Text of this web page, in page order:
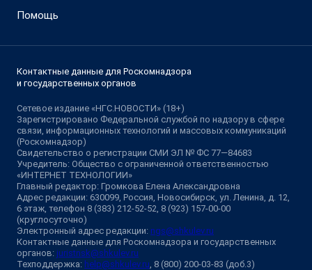
Помощь
Контактные данные для Роскомнадзора
и государственных органов
Сетевое издание «НГС.НОВОСТИ» (18+)
Зарегистрировано Федеральной службой по надзору в сфере
связи, информационных технологий и массовых коммуникаций
(Роскомнадзор)
Свидетельство о регистрации СМИ ЭЛ № ФС 77—84683
Учредитель: Общество с ограниченной ответственностью
«ИНТЕРНЕТ ТЕХНОЛОГИИ»
Главный редактор: Громкова Елена Александровна
Адрес редакции: 630099, Россия, Новосибирск, ул. Ленина, д. 12,
6 этаж, телефон 8 (383) 212-52-52, 8 (923) 157-00-00
(круглосуточно)
Электронный адрес редакции: ngs@shkulev.ru
Контактные данные для Роскомнадзора и государственных
органов: juristnsk@shkulev.ru
Техподдержка: help@shkulev.ru , 8 (800) 200-03-83 (доб.3)